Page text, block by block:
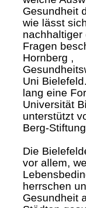
Gesundheit
wie lässt
Fragen
Hornberg ,
Uni
lang eine
Universität
unterstützt
Berg-
Die
vor allem,
herrschen
Gesundheit